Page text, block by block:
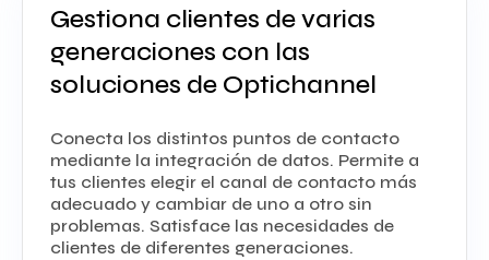
Gestiona clientes de varias
generaciones con las
soluciones de Optichannel
Conecta los distintos puntos de contacto
mediante la integración de datos. Permite a
tus clientes elegir el canal de contacto más
adecuado y cambiar de uno a otro sin
problemas. Satisface las necesidades de
clientes de diferentes generaciones.